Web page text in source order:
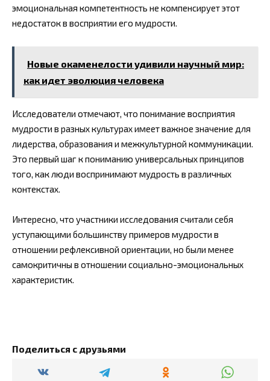
эмоциональная компетентность не компенсирует этот
недостаток в восприятии его мудрости.
Новые окаменелости удивили научный мир:
как идет эволюция человека
Исследователи отмечают, что понимание восприятия
мудрости в разных культурах имеет важное значение для
лидерства, образования и межкультурной коммуникации.
Это первый шаг к пониманию универсальных принципов
того, как люди воспринимают мудрость в различных
контекстах.
Интересно, что участники исследования считали себя
уступающими большинству примеров мудрости в
отношении рефлексивной ориентации, но были менее
самокритичны в отношении социально-эмоциональных
характеристик.
Поделиться с друзьями